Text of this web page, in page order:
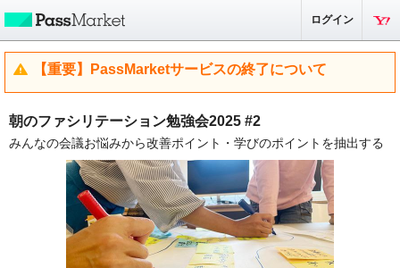
ログイン
【重要】PassMarketサービスの終了について
朝のファシリテーション勉強会2025 #2
みんなの会議お悩みから改善ポイント・学びのポイントを抽出する